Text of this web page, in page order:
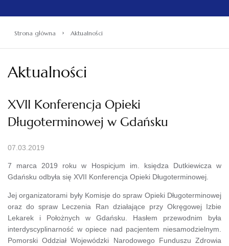
Strona główna › Aktualności
Aktualności
XVII Konferencja Opieki
Długoterminowej w Gdańsku
07.03.2019
7 marca 2019 roku w Hospicjum im. księdza Dutkiewicza w
Gdańsku odbyła się XVII Konferencja Opieki Długoterminowej.
Jej organizatorami były Komisje do spraw Opieki Długoterminowej
oraz do spraw Leczenia Ran działające przy Okręgowej Izbie
Lekarek i Położnych w Gdańsku. Hasłem przewodnim była
interdyscyplinarność w opiece nad pacjentem niesamodzielnym.
Pomorski Oddział Wojewódzki Narodowego Funduszu Zdrowia